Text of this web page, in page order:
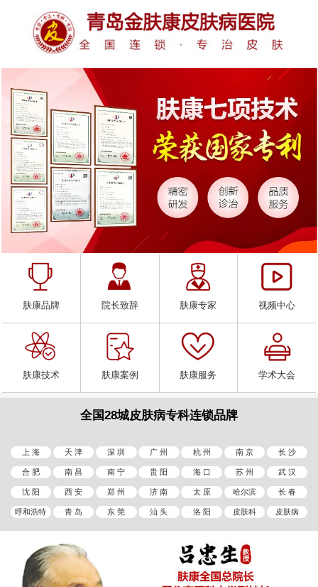
肤康品牌 院长致辞 肤康专家 视频中心
肤康技术 肤康案例 肤康服务 学术大会
全国28城皮肤病专科连锁品牌
上 海 天 津 深 圳 广 州 杭 州 南 京 长 沙
合 肥 南 昌 南 宁 贵 阳 海 口 苏 州 武 汉
沈 阳 西 安 郑 州 济 南 太 原 哈尔滨 长 春
呼和浩特 青 岛 东 莞 汕 头 洛 阳 皮肤科 皮肤病